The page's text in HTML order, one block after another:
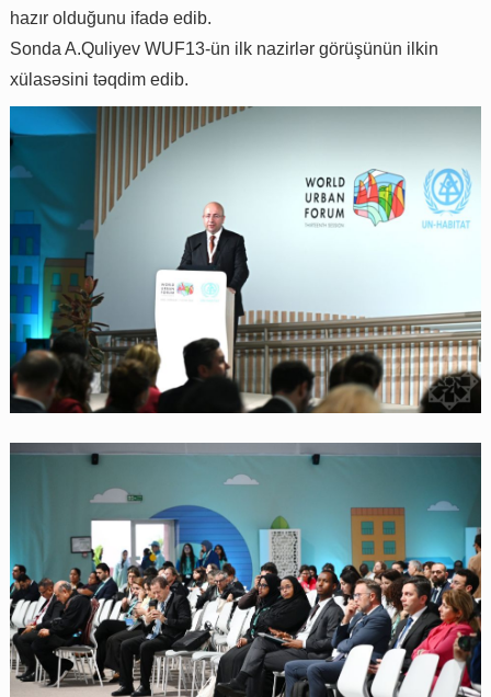
hazır olduğunu ifadə edib.
Sonda A.Quliyev WUF13-ün ilk nazirlər görüşünün ilkin
xülasəsini təqdim edib.